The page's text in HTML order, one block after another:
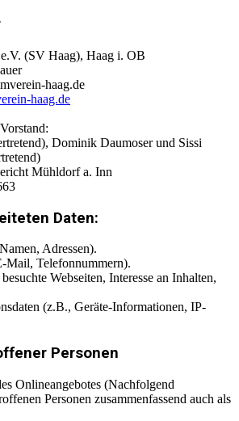
(SV Haag), Haag i. OB
haag.de
haag.de
Dominik Daumoser und Sissi
Mühldorf a. Inn
Daten:
Adressen).
Mail, Telefonnummern).
Webseiten, Interesse an Inhalten,
(z.B., Geräte-Informationen, IP-
Personen
Onlineangebotes (Nachfolgend
Personen zusammenfassend auch als